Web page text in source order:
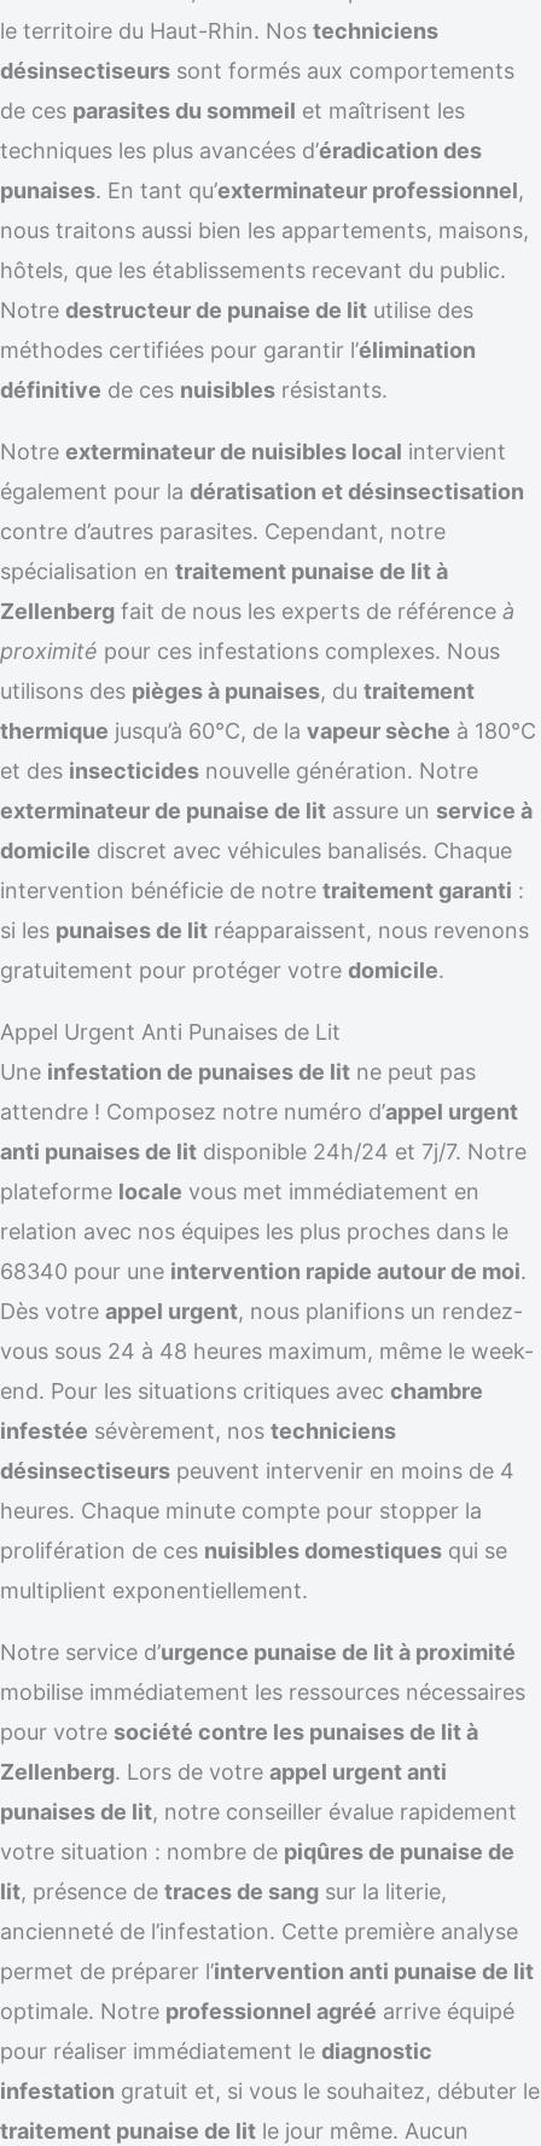
le territoire du Haut-Rhin. Nos techniciens
désinsectiseurs sont formés aux comportements
de ces parasites du sommeil et maîtrisent les
techniques les plus avancées d’éradication des
punaises. En tant qu’exterminateur professionnel,
nous traitons aussi bien les appartements, maisons,
hôtels, que les établissements recevant du public.
Notre destructeur de punaise de lit utilise des
méthodes certifiées pour garantir l’élimination
définitive de ces nuisibles résistants.
Notre exterminateur de nuisibles local intervient
également pour la dératisation et désinsectisation
contre d’autres parasites. Cependant, notre
spécialisation en traitement punaise de lit à
Zellenberg fait de nous les experts de référence à
proximité pour ces infestations complexes. Nous
utilisons des pièges à punaises, du traitement
thermique jusqu’à 60°C, de la vapeur sèche à 180°C
et des insecticides nouvelle génération. Notre
exterminateur de punaise de lit assure un service à
domicile discret avec véhicules banalisés. Chaque
intervention bénéficie de notre traitement garanti :
si les punaises de lit réapparaissent, nous revenons
gratuitement pour protéger votre domicile.
Appel Urgent Anti Punaises de Lit
Une infestation de punaises de lit ne peut pas
attendre ! Composez notre numéro d’appel urgent
anti punaises de lit disponible 24h/24 et 7j/7. Notre
plateforme locale vous met immédiatement en
relation avec nos équipes les plus proches dans le
68340 pour une intervention rapide autour de moi.
Dès votre appel urgent, nous planifions un rendez-
vous sous 24 à 48 heures maximum, même le week-
end. Pour les situations critiques avec chambre
infestée sévèrement, nos techniciens
désinsectiseurs peuvent intervenir en moins de 4
heures. Chaque minute compte pour stopper la
prolifération de ces nuisibles domestiques qui se
multiplient exponentiellement.
Notre service d’urgence punaise de lit à proximité
mobilise immédiatement les ressources nécessaires
pour votre société contre les punaises de lit à
Zellenberg. Lors de votre appel urgent anti
punaises de lit, notre conseiller évalue rapidement
votre situation : nombre de piqûres de punaise de
lit, présence de traces de sang sur la literie,
ancienneté de l’infestation. Cette première analyse
permet de préparer l’intervention anti punaise de lit
optimale. Notre professionnel agréé arrive équipé
pour réaliser immédiatement le diagnostic
infestation gratuit et, si vous le souhaitez, débuter le
traitement punaise de lit le jour même. Aucun